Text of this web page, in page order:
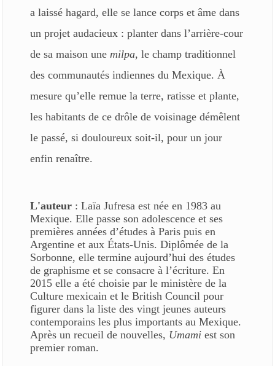
a laissé hagard, elle se lance corps et âme dans
un projet audacieux : planter dans l’arrière-cour
de sa maison une milpa, le champ traditionnel
des communautés indiennes du Mexique. À
mesure qu’elle remue la terre, ratisse et plante,
les habitants de ce drôle de voisinage démêlent
le passé, si douloureux soit-il, pour un jour
enfin renaître.
L'auteur: Laïa Jufresa est née en 1983 au
Mexique. Elle passe son adolescence et ses
premières années d’études à Paris puis en
Argentine et aux États-Unis. Diplômée de la
Sorbonne, elle termine aujourd’hui des études
de graphisme et se consacre à l’écriture. En
2015 elle a été choisie par le ministère de la
Culture mexicain et le British Council pour
figurer dans la liste des vingt jeunes auteurs
contemporains les plus importants au Mexique.
Après un recueil de nouvelles, Umamiest son
premier roman.